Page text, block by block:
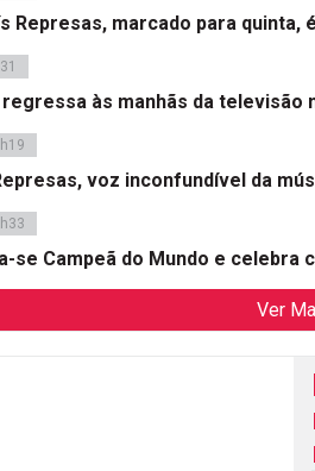
Represas, marcado para quinta,
às manhãs da televisão
voz inconfundível da
se Campeã do Mundo e celebra
Ver